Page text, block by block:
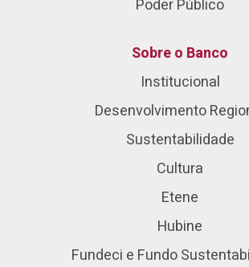
Poder Público
Sobre o Banco
Institucional
Desenvolvimento
Sustentabilidade
Cultura
Etene
Hubine
Fundeci e Fundo